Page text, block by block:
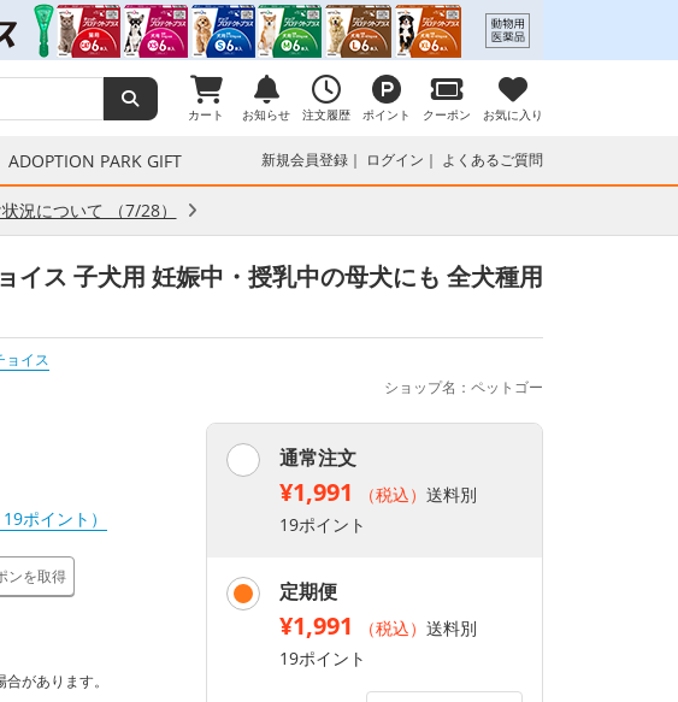
カート お知らせ 注文履歴 ポイント クーポン お気に入り
ADOPTION PARK GIFT 新規会員登録 ログイン よくあるご質問
況について （7/28）
イス 子犬用 妊娠中・授乳中の母犬にも 全犬種用
ョイス
ショップ名：ペットゴー
ポイント）
ンを取得
があります。
通常注文
¥1,991 （税込） 送料別
19ポイント
定期便
¥1,991 （税込） 送料別
19ポイント